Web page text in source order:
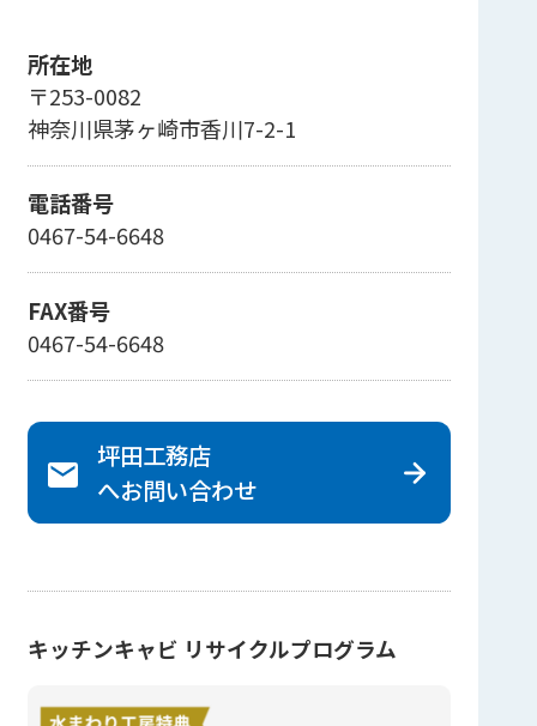
所在地
〒253-0082
神奈川県茅ヶ崎市香川7-2-1
電話番号
0467-54-6648
FAX番号
0467-54-6648
坪田工務店
へお問い合わせ
キッチンキャビ リサイクルプログラム